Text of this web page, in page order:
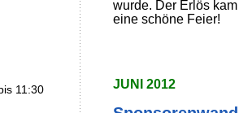
11:30
wurde. Der Erlös
eine schöne Feier!
JUNI 2012